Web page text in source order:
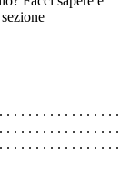
. . . . . . . . . . . . . . . .
. . . . . . . . . . . . . . . .
. . . . . . . . . . . . . . . .